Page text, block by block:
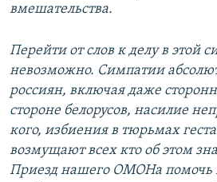
вмешательства.
Перейти от слов к делу в этой
невозможно. Симпатии
россиян, включая даже
стороне белорусов, насилие
кого, избиения в тюрьмах
возмущают всех кто об этом
Приезд нашего ОМОНа помочь